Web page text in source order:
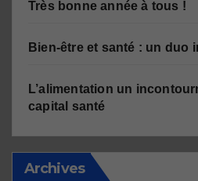
Très bonne année à tous !
Bien-être et santé : un duo
L’alimentation un
capital santé
Archives